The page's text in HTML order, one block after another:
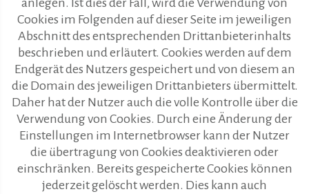
anlegen. Ist dies der Fall, wird die Verwendung von
Cookies im Folgenden auf dieser Seite im jeweiligen
Abschnitt des entsprechenden Drittanbieterinhalts
beschrieben und erläutert. Cookies werden auf dem
Endgerät des Nutzers gespeichert und von diesem an
die Domain des jeweiligen Drittanbieters übermittelt.
Daher hat der Nutzer auch die volle Kontrolle über die
Verwendung von Cookies. Durch eine Änderung der
Einstellungen im Internetbrowser kann der Nutzer
die übertragung von Cookies deaktivieren oder
einschränken. Bereits gespeicherte Cookies können
jederzeit gelöscht werden. Dies kann auch